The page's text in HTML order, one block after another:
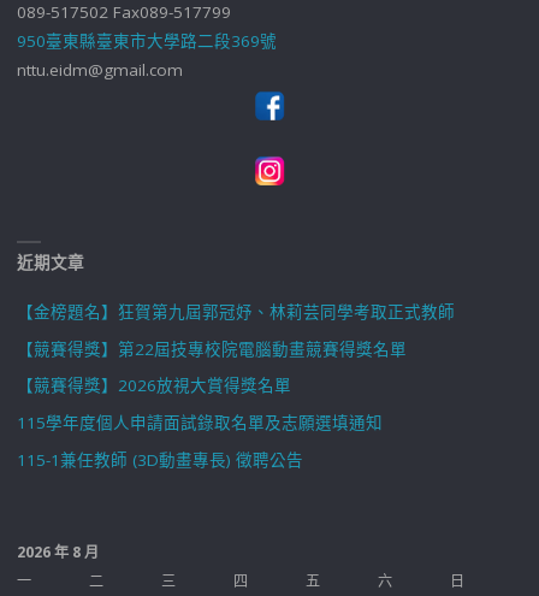
089-517502 Fax089-517799
950臺東縣臺東市大學路二段369號
nttu.eidm@gmail.com
近期文章
【金榜題名】狂賀第九屆郭冠妤、林莉芸同學考取正式教師
【競賽得獎】第22屆技專校院電腦動畫競賽得獎名單
【競賽得獎】2026放視大賞得獎名單
115學年度個人申請面試錄取名單及志願選填通知
115-1兼任教師 (3D動畫專長) 徵聘公告
2026 年 8 月
一
二 三 四 五 六
日